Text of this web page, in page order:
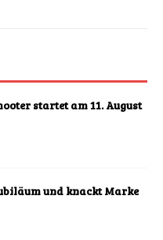
startet am 11. August
und knackt Marke